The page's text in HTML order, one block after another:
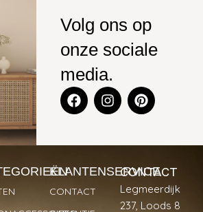
Volg ons op
onze sociale
media.
KLANTENSERVICE
CONTACT
CONTACT
Legmeerdijk
237, Loods 8